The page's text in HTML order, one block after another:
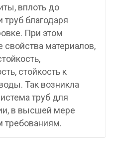
вплоть до
благодаря
При этом
материалов,
стойкость к
Так возникла
труб для
в высшей мере
требованиям.